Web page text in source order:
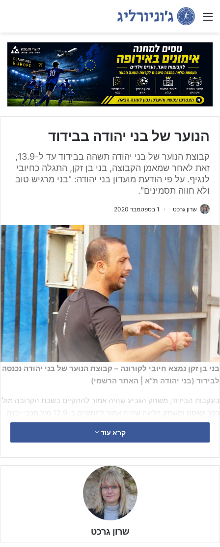
Menu
הנוער של בני יהודה בבידוד
קבוצת הנוער של בני יהודה תשהה בבידוד עד ל-13.9,
זאת לאחר שמאמן הקבוצה, בני בן זקן, התגלה כחיובי
לנגיף. על פי הודעת מועדון בני יהודה: "בני מרגיש טוב
ולא חווה תסמינים".
שרון גרכט 1 בספטמבר 2020
בני בן זקן נמצא חיובי לקורונה – קבוצת הנוער של בני יהודה נכנסה
לבידוד (בני יהודה ת”א | האתר הרשמי)
בעקבות הבידוד, משחק הגביע שהיה אמור להתקיים בשבת הקרובה מול
כפר קאסם ומשחק הליגה שהיה אמור להתקיים ב-12.9 מול מכבי יבנה,
נדחו.
קרא עוד
שרון גרכט